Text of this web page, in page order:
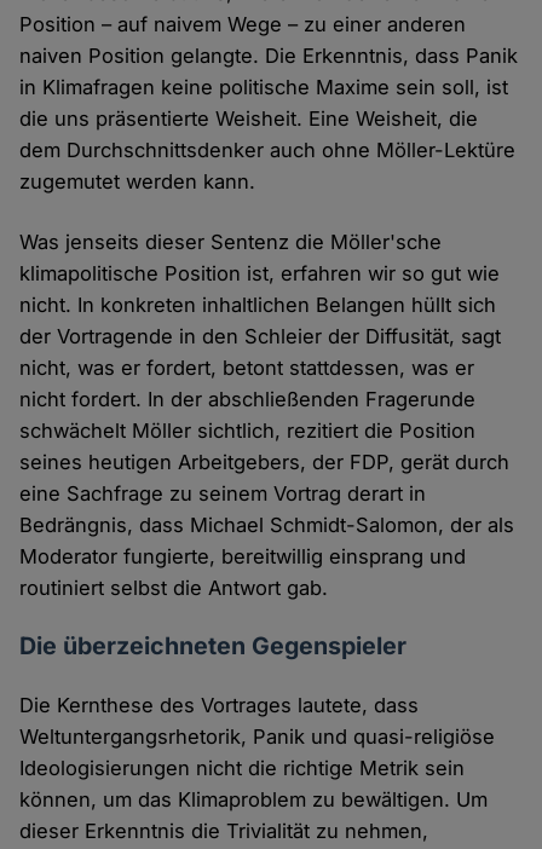
Position – auf naivem Wege – zu einer anderen
naiven Position gelangte. Die Erkenntnis, dass Panik
in Klimafragen keine politische Maxime sein soll, ist
die uns präsentierte Weisheit. Eine Weisheit, die
dem Durchschnittsdenker auch ohne Möller-Lektüre
zugemutet werden kann.
Was jenseits dieser Sentenz die Möller'sche
klimapolitische Position ist, erfahren wir so gut wie
nicht. In konkreten inhaltlichen Belangen hüllt sich
der Vortragende in den Schleier der Diffusität, sagt
nicht, was er fordert, betont stattdessen, was er
nicht fordert. In der abschließenden Fragerunde
schwächelt Möller sichtlich, rezitiert die Position
seines heutigen Arbeitgebers, der FDP, gerät durch
eine Sachfrage zu seinem Vortrag derart in
Bedrängnis, dass Michael Schmidt-Salomon, der als
Moderator fungierte, bereitwillig einsprang und
routiniert selbst die Antwort gab.
Die überzeichneten Gegenspieler
Die Kernthese des Vortrages lautete, dass
Weltuntergangsrhetorik, Panik und quasi-religiöse
Ideologisierungen nicht die richtige Metrik sein
können, um das Klimaproblem zu bewältigen. Um
dieser Erkenntnis die Trivialität zu nehmen,